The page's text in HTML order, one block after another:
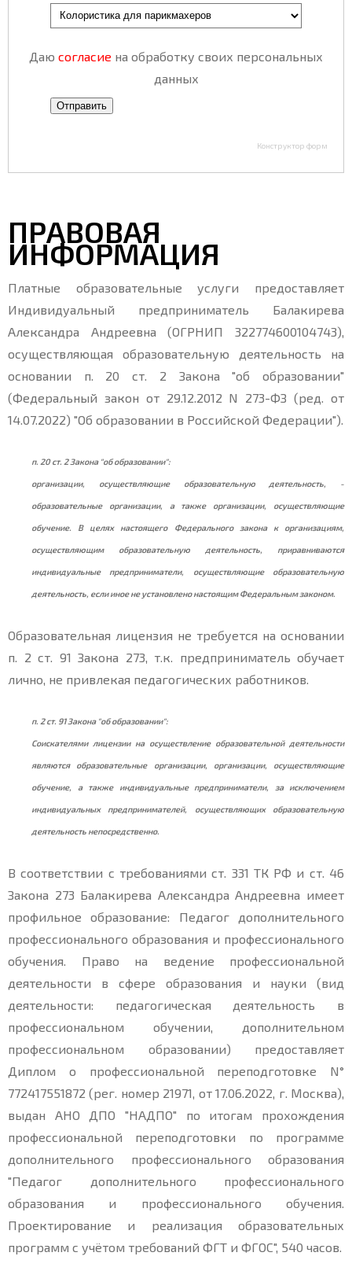
Даю согласие на обработку своих персональных
данных
Конструктор форм
ПРАВОВАЯ
ИНФОРМАЦИЯ
Платные образовательные услуги предоставляет
Индивидуальный предприниматель Балакирева
Александра Андреевна (ОГРНИП 322774600104743),
осуществляющая образовательную деятельность на
основании п. 20 ст. 2 Закона "об образовании"
(Федеральный закон от 29.12.2012 N 273-ФЗ (ред. от
14.07.2022) "Об образовании в Российской Федерации").
п. 20 ст. 2 Закона "об образовании":
организации, осуществляющие образовательную деятельность, -
образовательные организации, а также организации, осуществляющие
обучение. В целях настоящего Федерального закона к организациям,
осуществляющим образовательную деятельность, приравниваются
индивидуальные предприниматели, осуществляющие образовательную
деятельность, если иное не установлено настоящим Федеральным законом.
Образовательная лицензия не требуется на основании
п. 2 ст. 91 Закона 273, т.к. предприниматель обучает
лично, не привлекая педагогических работников.
п. 2 ст. 91 Закона "об образовании":
Соискателями лицензии на осуществление образовательной деятельности
являются образовательные организации, организации, осуществляющие
обучение, а также индивидуальные предприниматели, за исключением
индивидуальных предпринимателей, осуществляющих образовательную
деятельность непосредственно.
В соответствии с требованиями ст. 331 ТК РФ и ст. 46
Закона 273 Балакирева Александра Андреевна имеет
профильное образование: Педагог дополнительного
профессионального образования и профессионального
обучения. Право на ведение профессиональной
деятельности в сфере образования и науки (вид
деятельности: педагогическая деятельность в
профессиональном обучении, дополнительном
профессиональном образовании) предоставляет
Диплом о профессиональной переподготовке N°
772417551872 (рег. номер 21971, от 17.06.2022, г. Москва),
выдан АНО ДПО "НАДПО" по итогам прохождения
профессиональной переподготовки по программе
дополнительного профессионального образования
"Педагог дополнительного профессионального
образования и профессионального обучения.
Проектирование и реализация образовательных
программ с учётом требований ФГТ и ФГОС", 540 часов.